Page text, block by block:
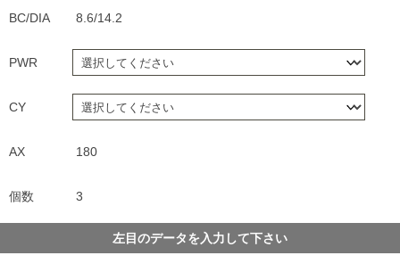
BC/DIA 8.6/14.2
PWR
CY
AX 180
個数 3
左目のデータを入力して下さい